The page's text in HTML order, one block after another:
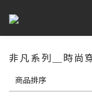
非凡系列＿時尚
商品排序